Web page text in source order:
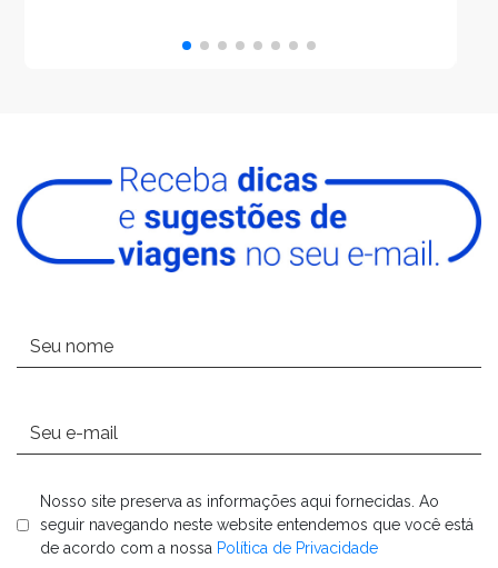
Nosso site preserva as informações aqui fornecidas. Ao
seguir navegando neste website entendemos que você está
de acordo com a nossa Política de Privacidade